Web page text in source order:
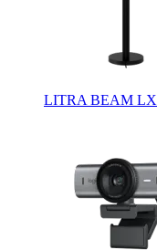
LITRA BEAM LX